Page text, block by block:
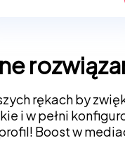
rękach by
i w pełni
Boost w